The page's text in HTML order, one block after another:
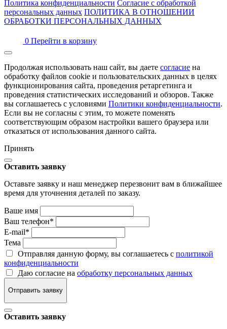
Политика конфиденциальности Согласие с обработкой
персональных данных ПОЛИТИКА В ОТНОШЕНИИ
ОБРАБОТКИ ПЕРСОНАЛЬНЫХ ДАННЫХ
0 Перейти в корзину
Продолжая использовать наш сайт, вы даете согласие на
обработку файлов cookie и пользовательских данных в целях
функционирования сайта, проведения ретаргетинга и
проведения статистических исследований и обзоров. Также
вы соглашаетесь с условиями Политики конфиденциальности.
Если вы не согласны с этим, то можете поменять
соответствующим образом настройки вашего браузера или
отказаться от использования данного сайта.
Принять
Оставить заявку
Оставьте заявку и наш менеджер перезвонит вам в ближайшее
время для уточнения деталей по заказу.
Ваше имя
Ваш телефон*
E-mail*
Тема
Отправляя данную форму, вы соглашаетесь с политикой
конфиденциальности
Даю согласие на обработку персональных данных
Отправить заявку
Оставить заявку